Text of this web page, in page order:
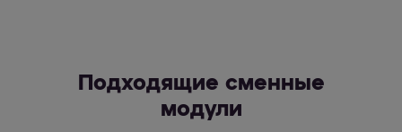
Подходящие сменные
модули